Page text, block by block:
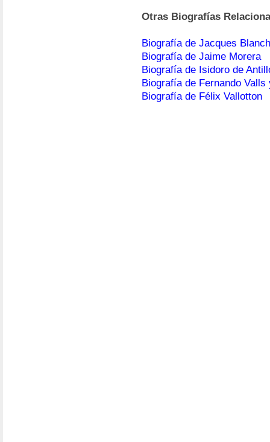
Otras Biografías
Biografía de Jacques
Biografía de Jaime Morera
Biografía de Isidoro de
Biografía de Fernando Valls
Biografía de Félix Vallotton